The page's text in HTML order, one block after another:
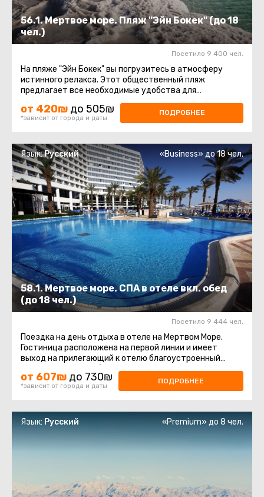
56.1. Мертвое море. Пляж "Эйн Бокек" (до 18
чел.)
Посетило 9 400 чел.
На пляже "Эйн Бокек" вы погрузитесь в атмосферу
истинного релакса. Этот общественный пляж
предлагает все необходимые удобства для
насыщенного и приятного отдыха. Здесь ...
от 420₪ до 505₪
*зависит от города и даты
ПОДРОБНЕЕ
58.1. Мертвое море. СПА в отеле вкл. обед
(до 18 чел.)
Язык:Русский «Business» до 18 чел.
Посетило 9 444 чел.
Поездка на день отдыха в отеле на Мертвом Море.
Гостиница расположена на первой линии и имеет
выход на прилегающий к отелю благоустроенный
пляж. Пляж отеля оборудован ...
от 607₪ до 730₪
*зависит от города и даты
ПОДРОБНЕЕ
Язык: Русский «Premium» до 8 чел.